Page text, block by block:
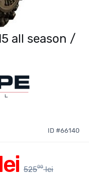
all season /
ID #66140
lei 52500 lei